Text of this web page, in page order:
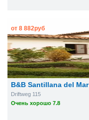
B&B Santillana del Mar
Driftweg 115
Очень хорошо 7.8
от 8 882руб